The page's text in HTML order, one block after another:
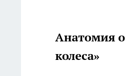
Анатомия
колеса»